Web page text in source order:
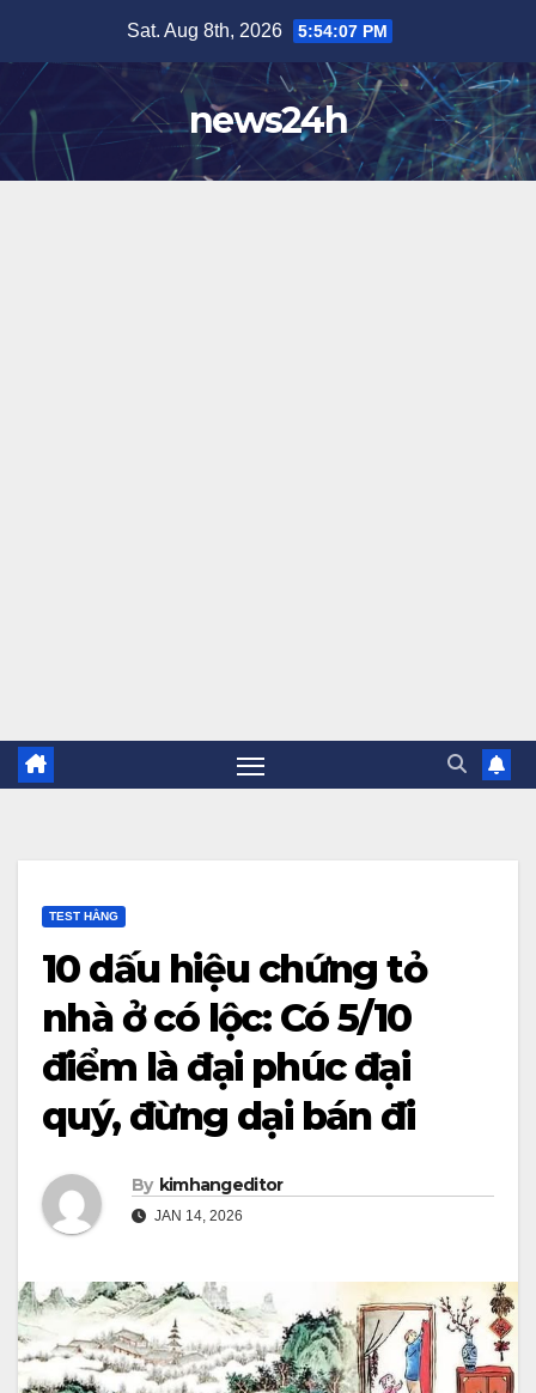
content
Sat. Aug 8th, 2026 5:54:09 PM
news24h
TEST HẰNG
10 dấu hiệu chứng tỏ
nhà ở có lộc: Có 5/10
điểm là đại phúc đại
quý, đừng dại bán đi
By kimhangeditor
JAN 14, 2026